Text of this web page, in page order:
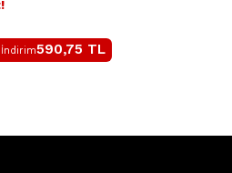
İndirim590,75 TL